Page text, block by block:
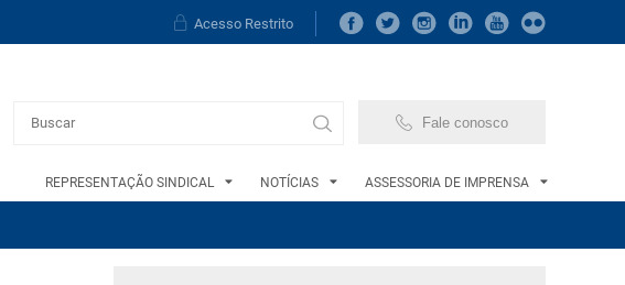
Acesso Restrito
Fale conosco
REPRESENTAÇÃO SINDICAL NOTÍCIAS ASSESSORIA DE IMPRENSA